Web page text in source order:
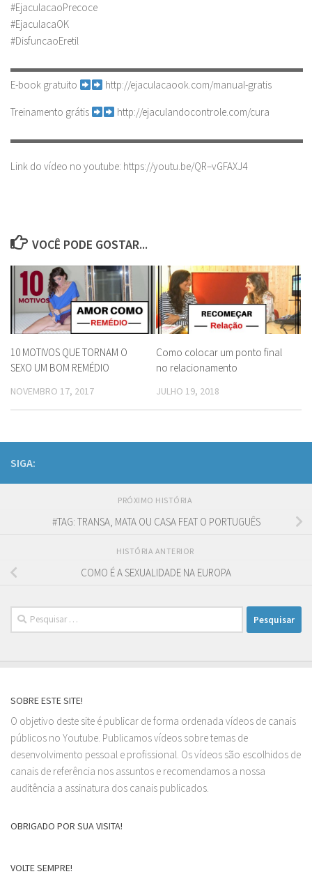
#EjaculacaoPrecoce
#EjaculacaOK
#DisfuncaoEretil
▬▬▬▬▬▬▬▬▬▬▬▬▬▬▬▬▬▬▬▬▬▬▬▬▬▬▬▬
E-book gratuito
http://ejaculacaook.com/manual-gratis
Treinamento grátis http://ejaculandocontrole.com/cura
▬▬▬▬▬▬▬▬▬▬▬▬▬▬▬▬▬▬▬▬▬▬▬▬▬▬▬▬
Link do vídeo no youtube: https://youtu.be/QR–vGFAXJ4
VOCÊ PODE GOSTAR...
10 MOTIVOS QUE TORNAM O
SEXO UM BOM REMÉDIO
NOVEMBRO 17, 2017
Como colocar um ponto final
no relacionamento
JULHO 19, 2018
SIGA:
PRÓXIMO HISTÓRIA
#TAG: TRANSA, MATA OU CASA FEAT O PORTUGUÊS
HISTÓRIA ANTERIOR
COMO É A SEXUALIDADE NA EUROPA
Pesquisar
por:
SOBRE ESTE SITE!
O objetivo deste site é publicar de forma ordenada vídeos de canais
públicos no Youtube. Publicamos vídeos sobre temas de
desenvolvimento pessoal e profissional. Os vídeos são escolhidos de
canais de referência nos assuntos e recomendamos a nossa
auditência a assinatura dos canais publicados.
OBRIGADO POR SUA VISITA!
VOLTE SEMPRE!